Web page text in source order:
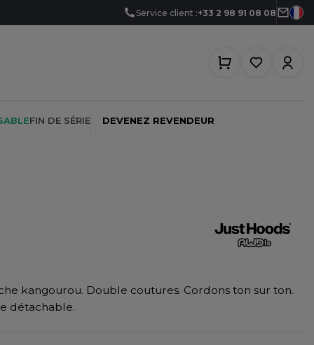
Service client :+33 2 98 91 08 08
SWEAT-SHIRT
TABLIER
SPLASHMACS
STARWORLD
RESTAURATION
SANTÉ
FIN DE SÉRIE DEVENEZ REVENDEUR
kangourou. Double coutures. Cordons ton sur ton.
détachable.